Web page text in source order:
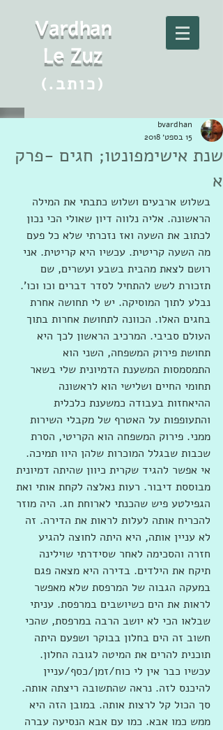
Vardhan
Le Zuz
(.כותב)
שנת אישימפונטו; חגים -פרק
א
bvardhan
15 בספט׳ 2018
בשלוש ארבעים ושלוש כתבתי את המילה
הראשונה. אליה נלווה דיון שאולי הכי נכון
לכתוב את השעה ואז נזכרתי שלא כל פעם
מה השעה קריטית. עכשיו היא קריטית. אני
רושם לצאת מהבית בשבע ועשרים, שם
תזכורת לשש להתחיל לסדר דברים וכו וכו'.
נבלע לתוך המוסיקה. יש לי תחושה אחרת
בחגים האלו. הכוונה לתחושת אחרות בתוך
העולם סביבי. המרכיב הראשון לכך היא
תחושת פירוק המשפחה, השני הוא
התמסמסות המשענת הדמיונית שלי בשאר
תחומי החיים ושלישי הוא לראשונה
ההיאחזות בעבודה כמשענת כלכלית
והתעופפות על האטרף של מקבלי השירות
ממני. פירוק המשפחה הוא הקריטי, הסרת
שכבות שבגלל המוכרות שלהן היוו תמיכה.
אי אפשר להגיד שקרית כיוון שהיתה דמיונית
מבוססת דיבור. רעות נאלצה לקחת אותי ואת
הגפילטע פיש שהכנתי לארוחת חג. היה מוזר
להכריח אותה לעלות לראות את הדירה. זה
לא עניין אותה, היא היתה לחוצה להגיע
חזרה והסכימה לאחר שסידרתי שוילינה
תיקח את הילדים. בדירה היא מצאה פגם
במעקה הגבוה של המרפסת שלא מאפשר
לראות את הים כשיושבים במרפסת. עניתי
שבלאו הכי לא יושב הרבה במרפסת, שהכי
חשוב זה הים בחלון בבוקר ושפעם היתה
תוכנית להרים את המיטה לגובה החלון.
עכשיו כבר אין לי כוח/זמן/כסף/עניין
להיכנס לזה. נראה שהתשובה ריצתה אותה.
סך הכול קל לרצות אותה. במובן הזה היא
ממש כמו אבא. כמו עם אבא הנסיעה עברה